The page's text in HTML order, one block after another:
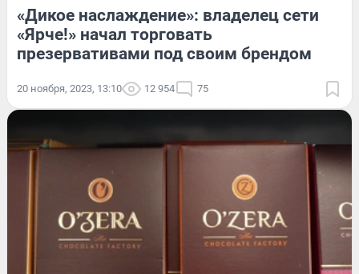
«Дикое наслаждение»: владелец сети
«Ярче!» начал торговать
презервативами под своим брендом
20 ноября, 2023, 13:10 12 954 75